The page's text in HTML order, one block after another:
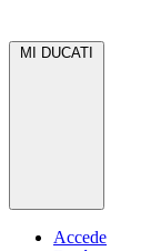
MI DUCATI
Accede